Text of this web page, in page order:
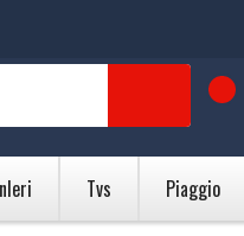
Tvs Piaggio